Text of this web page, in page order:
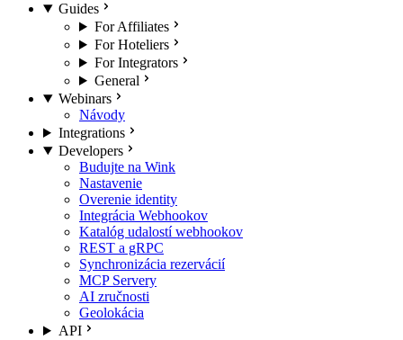
Guides
For Affiliates
For Hoteliers
For Integrators
General
Webinars
Návody
Integrations
Developers
Budujte na Wink
Nastavenie
Overenie identity
Integrácia Webhookov
Katalóg udalostí webhookov
REST a gRPC
Synchronizácia rezervácií
MCP Servery
AI zručnosti
Geolokácia
API